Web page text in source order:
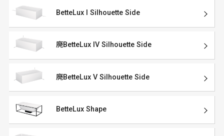
BetteLux I Silhouette Side
廃BetteLux IV Silhouette Side
廃BetteLux V Silhouette Side
BetteLux Shape